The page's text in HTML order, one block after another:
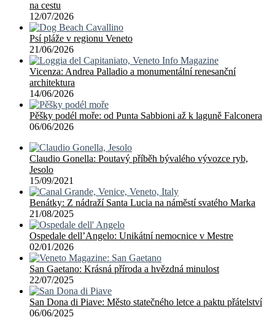
na cestu
12/07/2026
Psí pláže v regionu Veneto
21/06/2026
Vicenza: Andrea Palladio a monumentální renesanční
architektura
14/06/2026
Pěšky podél moře: od Punta Sabbioni až k laguně Falconera
06/06/2026
Claudio Gonella: Poutavý příběh bývalého vývozce ryb,
Jesolo
15/09/2021
Benátky: Z nádraží Santa Lucia na náměstí svatého Marka
21/08/2025
Ospedale dell’Angelo: Unikátní nemocnice v Mestre
02/01/2026
San Gaetano: Krásná příroda a hvězdná minulost
22/07/2025
San Dona di Piave: Město statečného letce a paktu přátelství
06/06/2025